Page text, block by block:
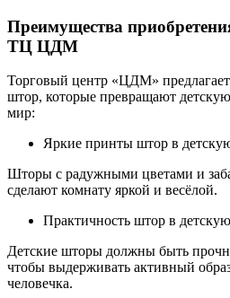
Преимущества
ТЦ ЦДМ
Торговый центр «ЦДМ»
штор, которые превращают
мир:
Яркие принты штор в
Шторы с радужными цветами и
сделают комнату яркой и весёлой.
Практичность штор в
Детские шторы должны быть
чтобы выдерживать активный
человечка.